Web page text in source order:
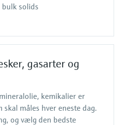
solids
gasarter og
kemikalier er
måles hver eneste dag.
og vælg den bedste